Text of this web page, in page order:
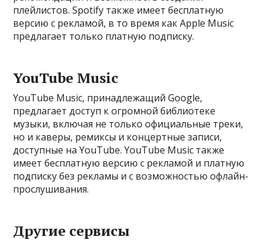
плейлистов. Spotify также имеет бесплатную
версию с рекламой, в то время как Apple Music
предлагает только платную подписку.
YouTube Music
YouTube Music, принадлежащий Google,
предлагает доступ к огромной библиотеке
музыки, включая не только официальные треки,
но и каверы, ремиксы и концертные записи,
доступные на YouTube. YouTube Music также
имеет бесплатную версию с рекламой и платную
подписку без рекламы и с возможностью офлайн-
прослушивания.
Другие сервисы